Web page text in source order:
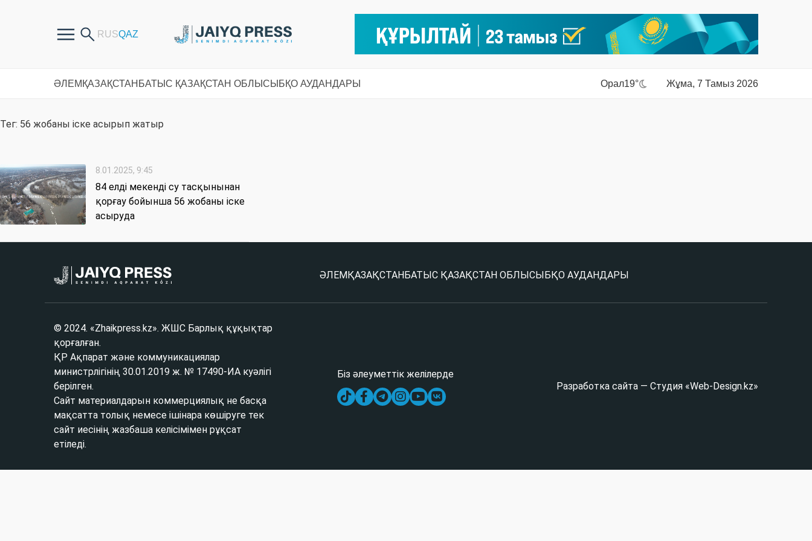
ӘЛЕМ ҚАЗАҚСТАН БАТЫС ҚАЗАҚСТАН ОБЛЫСЫ БҚО АУДАНДАРЫ Орал19° Жұма, 7 Тамыз 2026
Тег: 56 жобаны іске асырып жатыр
8.01.2025, 9:45
84 елді мекенді су тасқынынан
қорғау бойынша 56 жобаны іске
асыруда
ӘЛЕМ ҚАЗАҚСТАН БАТЫС ҚАЗАҚСТАН ОБЛЫСЫ БҚО АУДАНДАРЫ
© 2024. «Zhaikpress.kz». ЖШС Барлық құқықтар
қорғалған.
ҚР Ақпарат және коммуникациялар
министрлігінің 30.01.2019 ж. № 17490-ИА куәлігі
берілген.
Сайт материалдарын коммерциялық не басқа
мақсатта толық немесе ішінара көшіруге тек
сайт иесінің жазбаша келісімімен рұқсат
етіледі.
Біз әлеуметтік желілерде
Разработка сайта — Студия «Web-Design.kz»